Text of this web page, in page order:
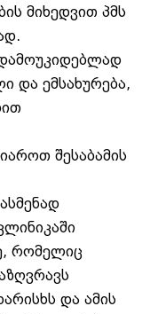
მიხედვით პმს
და ემსახურება,
შესაბამის
რომელიც
და ამის